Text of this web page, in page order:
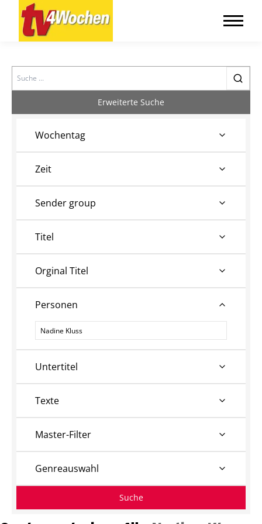
Search
Erweiterte Suche
Wochentag
Zeit
Sender group
Titel
Orginal Titel
Personen
Personen
Untertitel
Texte
Master-Filter
Genreauswahl
Suche